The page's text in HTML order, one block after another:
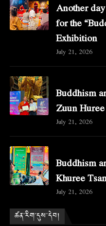
Another
for the
Exhibition
July 21, 2026
Buddhism
Zuun
July 21, 2026
Buddhism
Khuree
July 21, 2026
ཚན་རིག་དུས་དེབ།